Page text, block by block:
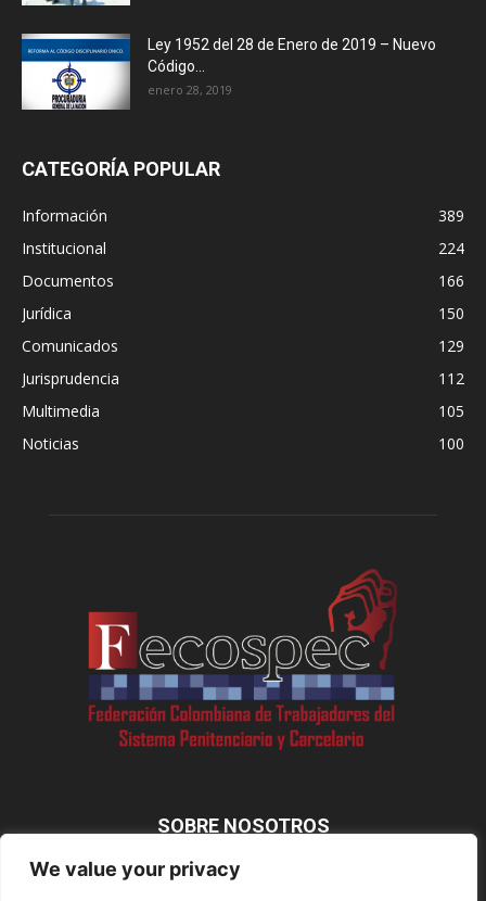
We value your privacy
Ley 1952 del 28 de Enero de 2019 – Nuevo
Código...
enero 28, 2019
CATEGORÍA POPULAR
Información
389
Institucional
224
Documentos
166
Jurídica
150
Comunicados
129
Jurisprudencia
112
Multimedia
105
Noticias
100
SOBRE NOSOTROS